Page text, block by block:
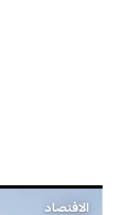
الاقتصاد